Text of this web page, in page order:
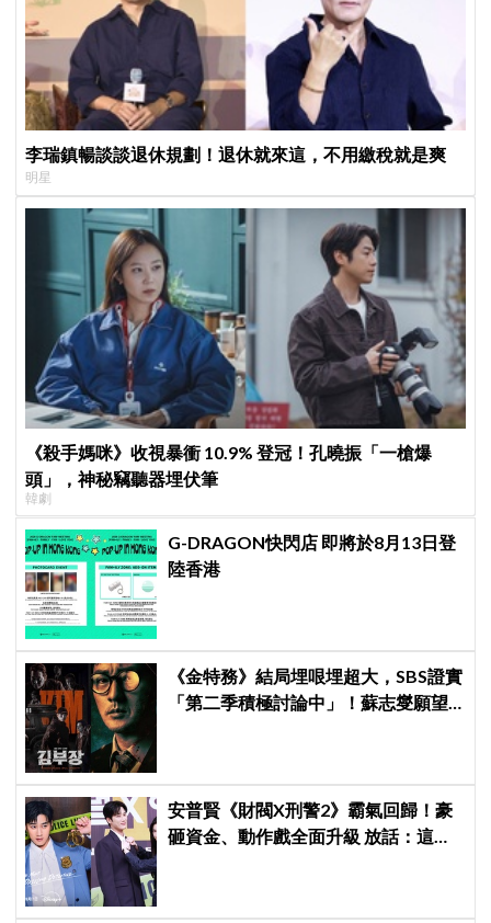
李瑞鎮暢談談退休規劃！退休就來這，不用繳稅就是爽
明星
《殺手媽咪》收視暴衝 10.9% 登冠！孔曉振「一槍爆
頭」，神秘竊聽器埋伏筆
韓劇
G-DRAGON快閃店 即將於8月13日登
陸香港
《金特務》結局埋哏埋超大，SBS證實
「第二季積極討論中」！蘇志燮願望
安普賢《財閥X刑警2》霸氣回歸！豪
砸資金、動作戲全面升級 放話：這次